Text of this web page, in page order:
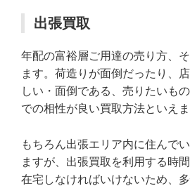
出張買取
年配の富裕層ご用達の売り方、
ます。荷造りが面倒だったり、
しい・面倒である、売りたいも
での相性が良い買取方法といえま
もちろん出張エリア内に住んで
ますが、出張買取を利用する時
在宅しなければいけないため、